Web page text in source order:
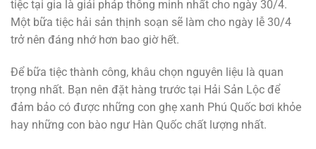
tiệc tại gia là giải pháp thông minh nhất cho ngày 30/4.
Một bữa tiệc hải sản thịnh soạn sẽ làm cho ngày lễ 30/4
trở nên đáng nhớ hơn bao giờ hết.
Để bữa tiệc thành công, khâu chọn nguyên liệu là quan
trọng nhất. Bạn nên đặt hàng trước tại Hải Sản Lộc để
đảm bảo có được những con ghẹ xanh Phú Quốc bơi khỏe
hay những con bào ngư Hàn Quốc chất lượng nhất.